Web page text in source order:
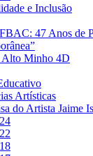
e Inclusão
47 Anos de
Alto Minho 4D
Artísticas
do Artista Jaime